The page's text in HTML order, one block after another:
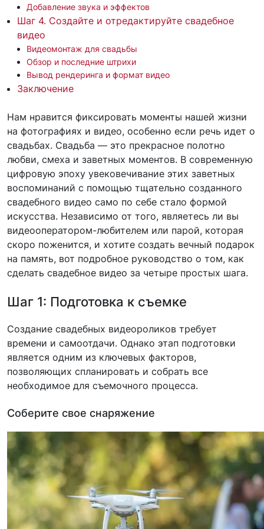
Добавление звука и эффектов
Шаг 4. Создайте и отредактируйте свадебное
видео
Видеомонтаж для свадьбы
Обзор и последние штрихи
Вывод рендеринга и формат видео
Заключение
Нам нравится фиксировать моменты нашей жизни
на фотографиях и видео, особенно если речь идет о
свадьбах. Свадьба — это прекрасное полотно
любви, смеха и заветных моментов. В современную
цифровую эпоху увековечивание этих заветных
воспоминаний с помощью тщательно созданного
свадебного видео само по себе стало формой
искусства. Независимо от того, являетесь ли вы
видеооператором-любителем или парой, которая
скоро поженится, и хотите создать вечный подарок
на память, вот подробное руководство о том, как
сделать свадебное видео за четыре простых шага.
Шаг 1: Подготовка к съемке
Создание свадебных видеороликов требует
времени и самоотдачи. Однако этап подготовки
является одним из ключевых факторов,
позволяющих спланировать и собрать все
необходимое для съемочного процесса.
Соберите свое снаряжение